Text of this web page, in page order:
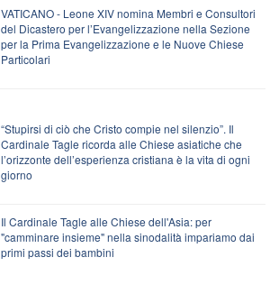
VATICANO - Leone XIV nomina Membri e Consultori
del Dicastero per l’Evangelizzazione nella Sezione
per la Prima Evangelizzazione e le Nuove Chiese
Particolari
“Stupirsi di ciò che Cristo compie nel silenzio”. Il
Cardinale Tagle ricorda alle Chiese asiatiche che
l’orizzonte dell’esperienza cristiana è la vita di ogni
giorno
Il Cardinale Tagle alle Chiese dell'Asia: per
"camminare insieme" nella sinodalità impariamo dai
primi passi dei bambini